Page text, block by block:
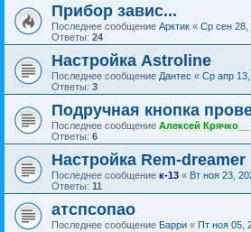
Прибор завис...
Последнее сообщение Арктик « Ср сен 28,
Ответы: 24
Настройка Astroline
Последнее сообщение Дантес « Ср апр
Ответы: 3
Подручная кнопка
Последнее сообщение Алексей Крячко__
Ответы: 6
Настройка Rem-dreamer
Последнее сообщение к-13 « Вт ноя 23,
Ответы: 11
атспсопао
Последнее сообщение Барри « Пт ноя 05,